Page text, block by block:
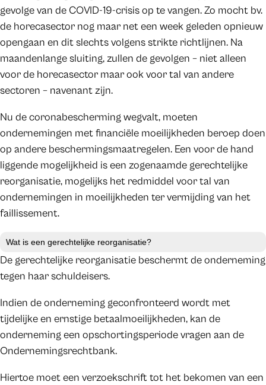
gevolge van de COVID-19-crisis op te vangen. Zo mocht bv.
de horecasector nog maar net een week geleden opnieuw
opengaan en dit slechts volgens strikte richtlijnen. Na
maandenlange sluiting, zullen de gevolgen – niet alleen
voor de horecasector maar ook voor tal van andere
sectoren – navenant zijn.
Nu de coronabescherming wegvalt, moeten
ondernemingen met financiële moeilijkheden beroep doen
op andere beschermingsmaatregelen. Een voor de hand
liggende mogelijkheid is een zogenaamde gerechtelijke
reorganisatie, mogelijks het redmiddel voor tal van
ondernemingen in moeilijkheden ter vermijding van het
faillissement.
Wat is een gerechtelijke reorganisatie?
De gerechtelijke reorganisatie beschermt de onderneming
tegen haar schuldeisers.
Indien de onderneming geconfronteerd wordt met
tijdelijke en ernstige betaalmoeilijkheden, kan de
onderneming een opschortingsperiode vragen aan de
Ondernemingsrechtbank.
Hiertoe moet een verzoekschrift tot het bekomen van een